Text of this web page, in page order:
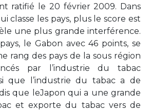
ratifié le 20 février 2009. Dans
classe les pays, plus le score est
une plus grande interférence.
le Gabon avec 46 points, se
rang des pays de la sous région
par l’industrie du tabac
que l’industrie du tabac a de
que leJapon qui a une grande
et exporte du tabac vers de